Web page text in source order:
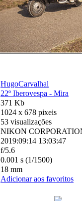
HugoCarvalhal
22º Iberovespa - Mira
371 Kb
1024 x 678 pixeis
53 visualizações
NIKON
2019:09:14 13:03:47
f/5.6
0.001 s (1/1500)
18 mm
Adicionar aos favoritos